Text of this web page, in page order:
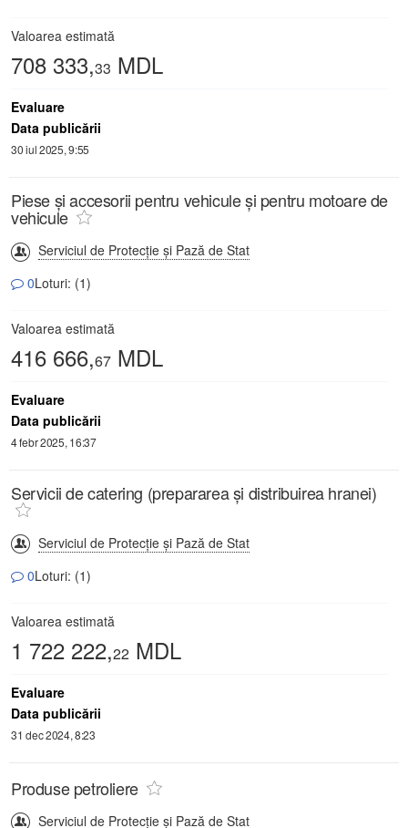
Valoarea estimată
708 333,33 MDL
Evaluare
Data publicării
30 iul 2025, 9:55
Piese și accesorii pentru vehicule și pentru motoare de
vehicule
Serviciul de Protecție și Pază de Stat
0Loturi: (1)
Valoarea estimată
416 666,67 MDL
Evaluare
Data publicării
4 febr 2025, 16:37
Servicii de catering (prepararea și distribuirea hranei)
Serviciul de Protecție și Pază de Stat
0Loturi: (1)
Valoarea estimată
1 722 222,22 MDL
Evaluare
Data publicării
31 dec 2024, 8:23
Produse petroliere
Serviciul de Protecție și Pază de Stat